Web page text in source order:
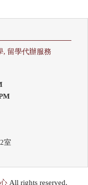
, 留學代辦服務
室
All rights reserved.